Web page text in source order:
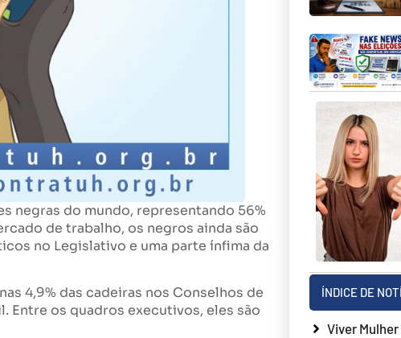
negras do mundo, representando 56%
de trabalho, os negros ainda são
no Legislativo e uma parte ínfima da
4,9% das cadeiras nos Conselhos de
Entre os quadros executivos, eles são
ÍNDICE DE
Viver Mulher